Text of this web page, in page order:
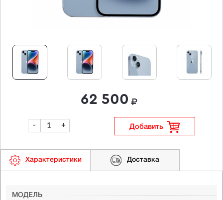
62 500
- + Добавить
Характеристики Доставка
МОДЕЛЬ